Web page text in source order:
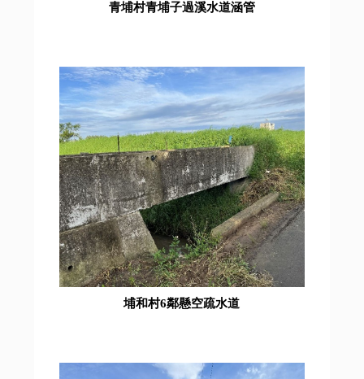
青埔村青埔子過溪水道涵管
埔和村6鄰懸空疏水道